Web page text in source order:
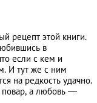
рецепт этой книги.
в
если с кем и
И тут же с ним
на редкость удачно.
повар, а любовь —